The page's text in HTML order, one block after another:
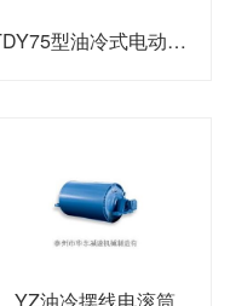
TDY75型油冷式电动滚筒